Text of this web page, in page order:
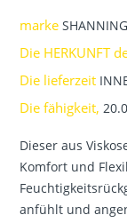
markeSHANNING
Die HERKUNFT
Die lieferzeit
Die fähigkeit,
Dieser aus
Komfort und
anfühlt und